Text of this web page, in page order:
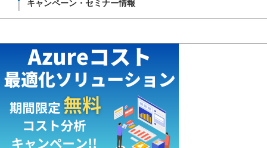
キャンペーン・セミナー情報